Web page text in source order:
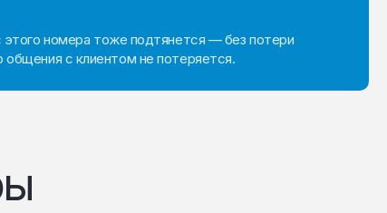
этого номера тоже подтянется — без потери
с клиентом не потеряется.